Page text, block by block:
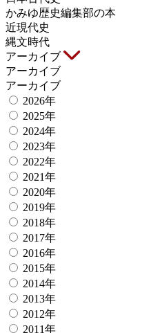
かみゆ歴史編集部の本
近現代史
縄文時代
アーカイブ
アーカイブ
アーカイブ
2026年
2025年
2024年
2023年
2022年
2021年
2020年
2019年
2018年
2017年
2016年
2015年
2014年
2013年
2012年
2011年